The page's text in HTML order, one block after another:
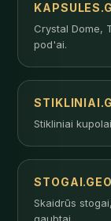
Crystal Dome,
pod'ai.
Stikliniai
Skaidrūs